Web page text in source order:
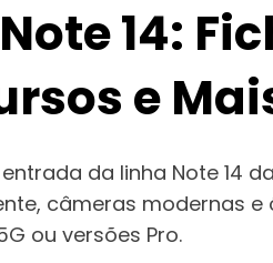
14:
e
da linha Note 14
câmeras modernas
ou versões Pro.